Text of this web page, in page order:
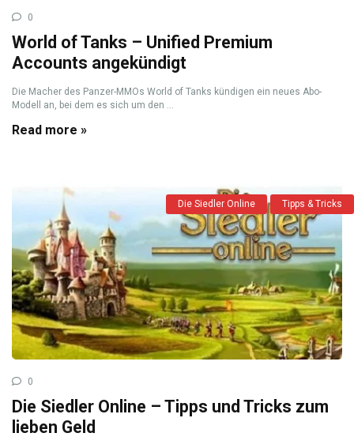
0
World of Tanks – Unified Premium
Accounts angekündigt
Die Macher des Panzer-MMOs World of Tanks kündigen ein neues Abo-
Modell an, bei dem es sich um den ...
Read more »
Die Siedler Online Tipps & Tricks
0
Die Siedler Online – Tipps und Tricks zum
lieben Geld